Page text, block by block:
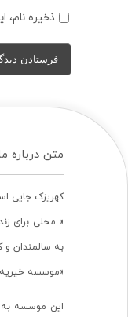
ذخیره نام،
متن درباره
کهریزک جایی
« محلی برای
به سالمندان و
«موسسه خیریه
این موسسه به